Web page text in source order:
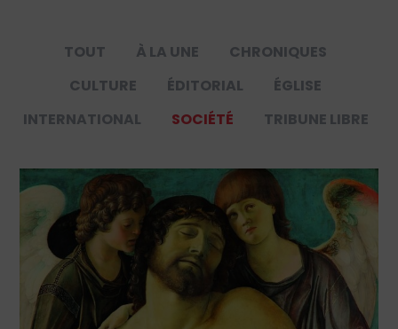
TOUT À LA UNE
CHRONIQUES
CULTURE
ÉDITORIAL
ÉGLISE
INTERNATIONAL
SOCIÉTÉ TRIBUNE LIBRE